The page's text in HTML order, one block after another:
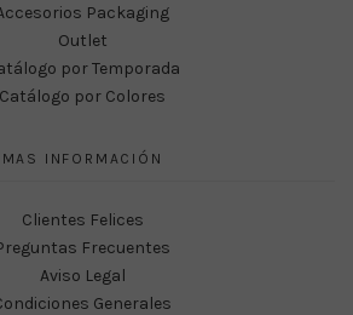
Packaging
Outlet
por Temporada
Catálogo por Colores
MAS INFORMACIÓN
Clientes Felices
Frecuentes
Aviso Legal
Generales